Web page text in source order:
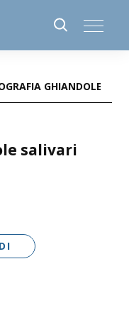
GHIANDOLE
salivari